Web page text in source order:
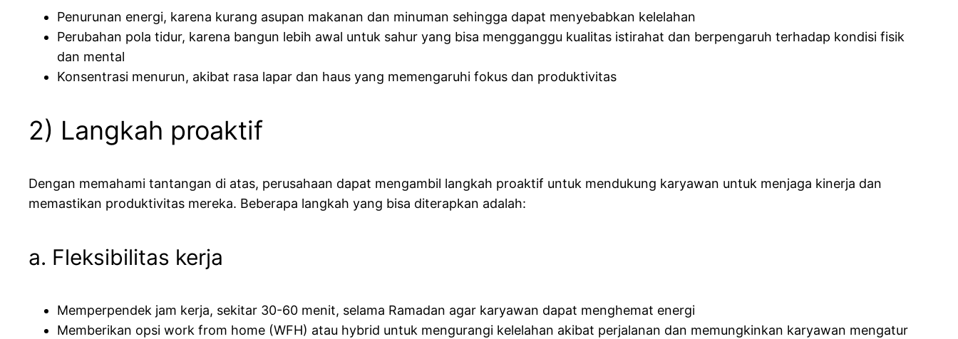
Penurunan energi, karena kurang asupan makanan dan minuman sehingga dapat menyebabkan kelelahan
Perubahan pola tidur, karena bangun lebih awal untuk sahur yang bisa mengganggu kualitas istirahat dan berpengaruh terhadap kondisi fisik
dan mental
Konsentrasi menurun, akibat rasa lapar dan haus yang memengaruhi fokus dan produktivitas
2) Langkah proaktif
Dengan memahami tantangan di atas, perusahaan dapat mengambil langkah proaktif untuk mendukung karyawan untuk menjaga kinerja dan
memastikan produktivitas mereka. Beberapa langkah yang bisa diterapkan adalah:
a. Fleksibilitas kerja
Memperpendek jam kerja, sekitar 30-60 menit, selama Ramadan agar karyawan dapat menghemat energi
Memberikan opsi work from home (WFH) atau hybrid untuk mengurangi kelelahan akibat perjalanan dan memungkinkan karyawan mengatur